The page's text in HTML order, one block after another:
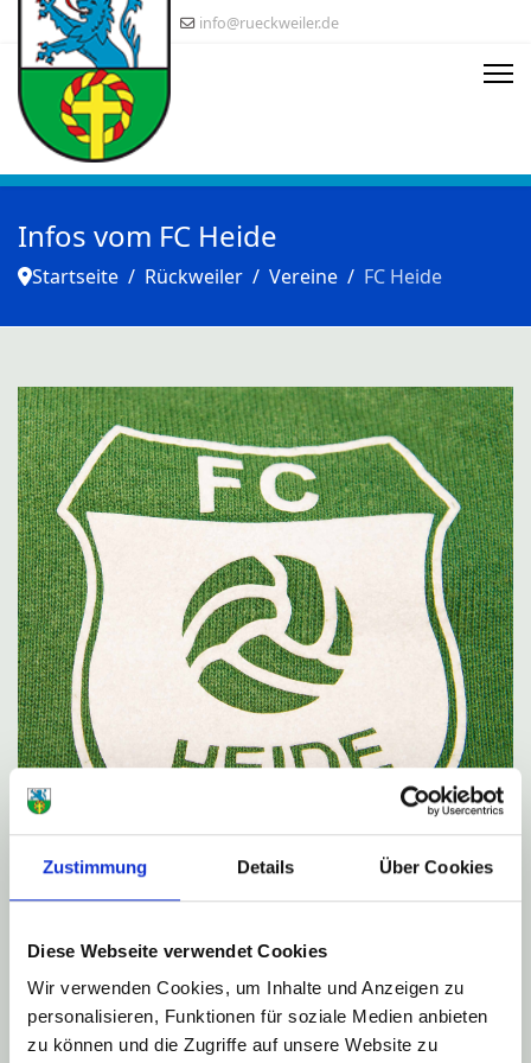
Zustimmung Details Über Cookies
Diese Webseite verwendet Cookies
Wir verwenden Cookies, um Inhalte und Anzeigen zu
personalisieren, Funktionen für soziale Medien anbieten
zu können und die Zugriffe auf unsere Website zu
info@rueckweiler.de
Infos vom FC Heide
Startseite Rückweiler Vereine FC Heide
Freiwillige Feuerwehr
FC-Heide Rückweiler e.V.